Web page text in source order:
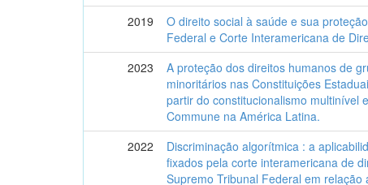
2019
O direito social à saúde e sua
Federal e Corte Interamericana de
2023
A proteção dos direitos humanos de
minoritários nas Constituições
partir do constitucionalismo multinível
Commune na América Latina.
2022
Discriminação algorítmica : a
fixados pela corte interamericana de
Supremo Tribunal Federal em